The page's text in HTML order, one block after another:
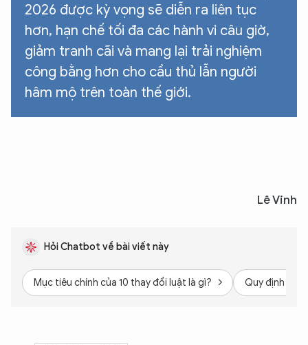
2026 được kỳ vọng sẽ diễn ra liên tục
hơn, hạn chế tối đa các hành vi câu giờ,
giảm tranh cãi và mang lại trải nghiệm
công bằng hơn cho cầu thủ lẫn người
hâm mộ trên toàn thế giới.
Lê Vinh
Hỏi Chatbot về bài viết này
Mục tiêu chính của 10 thay đổi luật là gì? Quy định mới
Hãy hỏi tôi bất kỳ điều gì bạn cần biết về
An Ninh Thủ Đô nhé. Tôi sẵn sàng hỗ trợ!